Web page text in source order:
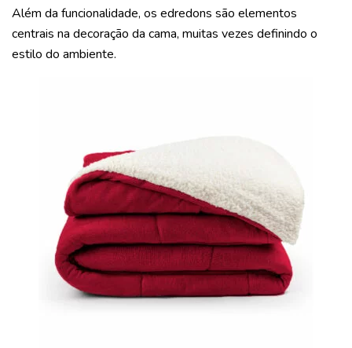
Além da funcionalidade, os edredons são elementos
centrais na decoração da cama, muitas vezes definindo o
estilo do ambiente.